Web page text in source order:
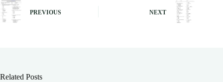
PREVIOUS NEXT
Related Posts